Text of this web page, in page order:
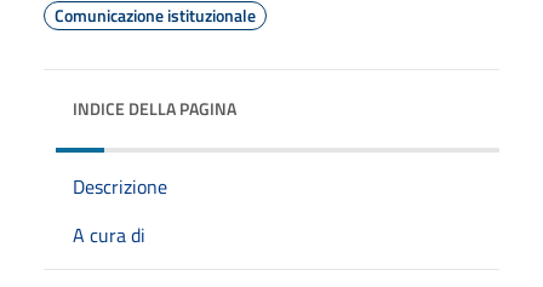
Comunicazione istituzionale
INDICE DELLA PAGINA
Descrizione
A cura di